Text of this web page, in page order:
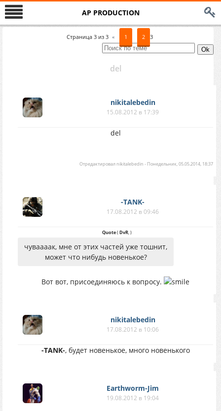
AP PRODUCTION
Страница 3 из 3 « 1 2 3
del
nikitalebedin
15.08.2012 в 17:39
del
Отредактировал nikitalebedin - Понедельник, 05.05.2014, 18:37
-TANK-
17.08.2012 в 09:46
Quote(DvR,)
чуваааак, мне от этих частей уже тошнит,
может что нибудь новенькое?
Вот вот, присоединяюсь к вопросу.
nikitalebedin
17.08.2012 в 10:06
-TANK-, будет новенькое, много новенького
Earthworm-Jim
19.08.2012 в 19:04